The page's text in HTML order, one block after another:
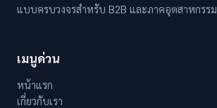
แบบครบวงจรสำหรับ B2B และภาคอุตสาหกรรม
เมนูด่วน
หน้าแรก
เกี่ยวกับเรา